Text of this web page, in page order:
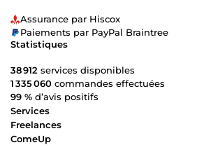
Assurance par Hiscox
Paiements par PayPal Braintree
Statistiques
38 912 services disponibles
1 335 060 commandes effectuées
99 % d’avis positifs
Services
Freelances
ComeUp